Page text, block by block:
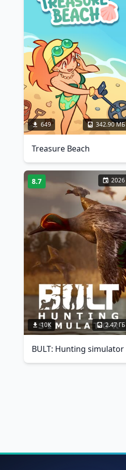
649 342.90 МБ
Treasure Beach
8.7 2026
10K 2.47 ГБ
BULT: Hunting simulator